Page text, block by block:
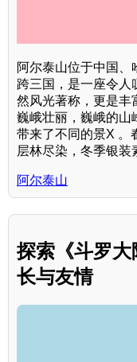
阿尔泰山位于中国
跨三国，是一座令人
然风光著称，更是丰
巍峨壮丽，巍峨的山
带来了不同的景X 。
层林尽染，冬季银装
阿尔泰山
探索《斗罗
长与友情